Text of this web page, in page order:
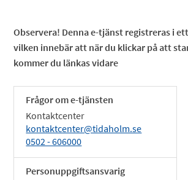
Observera! Denna e-tjänst registreras i
vilken innebär att när du klickar på att
kommer du länkas vidare
Frågor om e-tjänsten
Kontaktcenter
kontaktcenter@tidaholm.se
0502 - 606000
Personuppgiftsansvarig